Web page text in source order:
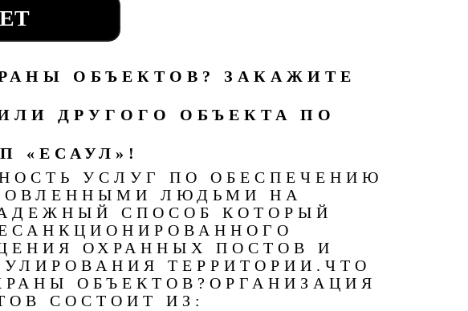
ОБЪЕКТОВ? ЗАКАЖИТЕ
ДРУГОГО ОБЪЕКТА ПО
«ЕСАУЛ»!
УСЛУГ ПО ОБЕСПЕЧЕНИЮ
ЛЮДЬМИ НА
СПОСОБ КОТОРЫЙ
ОХРАННЫХ ПОСТОВ И
ТЕРРИТОРИИ. ЧТО
ОБЪЕКТОВ? ОРГАНИЗАЦИЯ
СОСТОИТ ИЗ: